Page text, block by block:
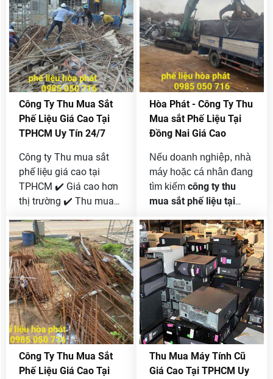
muốn bán được giá cao
thì liên hệ ngay với
chúng tôi [ 0985 050
716 ]
Hotline 0985 050 716
để được báo giá nhanh.
Công Ty Thu Mua Sắt
Phế Liệu Giá Cao Tại
TPHCM Uy Tín 24/7
Công ty Thu mua sắt
phế liệu giá cao tại
TPHCM ✔️ Giá cao hơn
thị trường ✔️ Thu mua
chuẩn – thanh toán
ngay. Phế Liệu Hòa
Phát chuyên mua sắt
công trình, nhà xưởng,
máy móc cũ uy tín.
Hotline 0985 050 716.
Hòa Phát - Công Ty Thu
Mua sắt Phế Liệu Tại
Đồng Nai Giá Cao
Nếu doanh nghiệp, nhà
máy hoặc cá nhân đang
tìm kiếm công ty thu
mua sắt phế liệu tại
Liệu Hòa Phát là lựa
chọn được nhiều khách
hàng tin tưởng nhờ quy
trình chuyên nghiệp,
báo giá minh bạch và
thu mua tận nơi 24/7.
Công Ty Thu Mua Sắt
Phế Liệu Giá Cao Tại
Thu Mua Máy Tính Cũ
Giá Cao Tại TPHCM Uy